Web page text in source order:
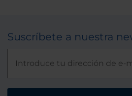
Suscríbete a nuestra